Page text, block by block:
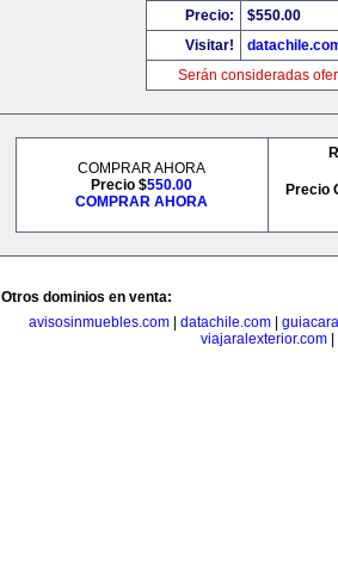
Precio:
$550.00
Visitar!
Serán consideradas
COMPRAR AHORA
Precio $550.00
COMPRAR AHORA
Precio
Otros dominios en venta:
avisosinmuebles.com
datachile.com
viajaralexterior.com